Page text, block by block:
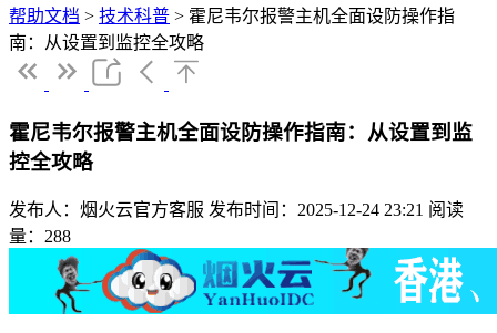
帮助文档 > 技术科普 > 霍尼韦尔报警主机全面设防操作指
南：从设置到监控全攻略
霍尼韦尔报警主机全面设防操作指南：从设置到监
控全攻略
发布人：烟火云官方客服 发布时间：2025-12-24 23:21 阅读
量：288